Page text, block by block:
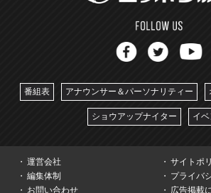
番組表 アナウンサー＆パーソナリティー
ショウアップナイター イベ
運営会社
サイトポ
編集体制
プライバ
お問い合わせ
広告掲載